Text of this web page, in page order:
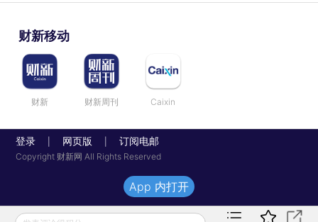
财新移动
财新 财新周刊 Caixin
登录 网页版 订阅电邮
Copyright 财新网 All Rights Reserved
App 内打开